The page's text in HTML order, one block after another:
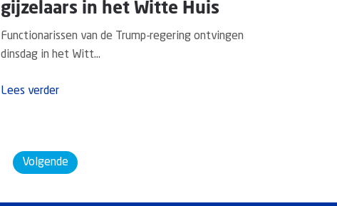
gijzelaars in het Witte Huis
Functionarissen van de Trump-regering ontvingen
dinsdag in het Witt...
Lees verder
Volgende